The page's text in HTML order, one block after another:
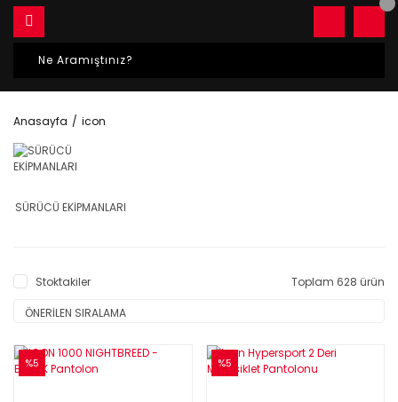
Anasayfa icon
SÜRÜCÜ EKİPMANLARI
Stoktakiler Toplam 628 ürün
%5 %5